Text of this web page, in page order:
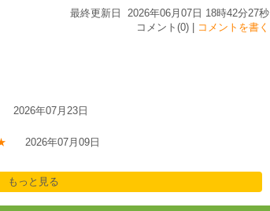
最終更新日 2026年06月07日 18時42分27秒
コメント(0) |
コメントを書く
2026年07月23日
2026年07月09日
もっと見る